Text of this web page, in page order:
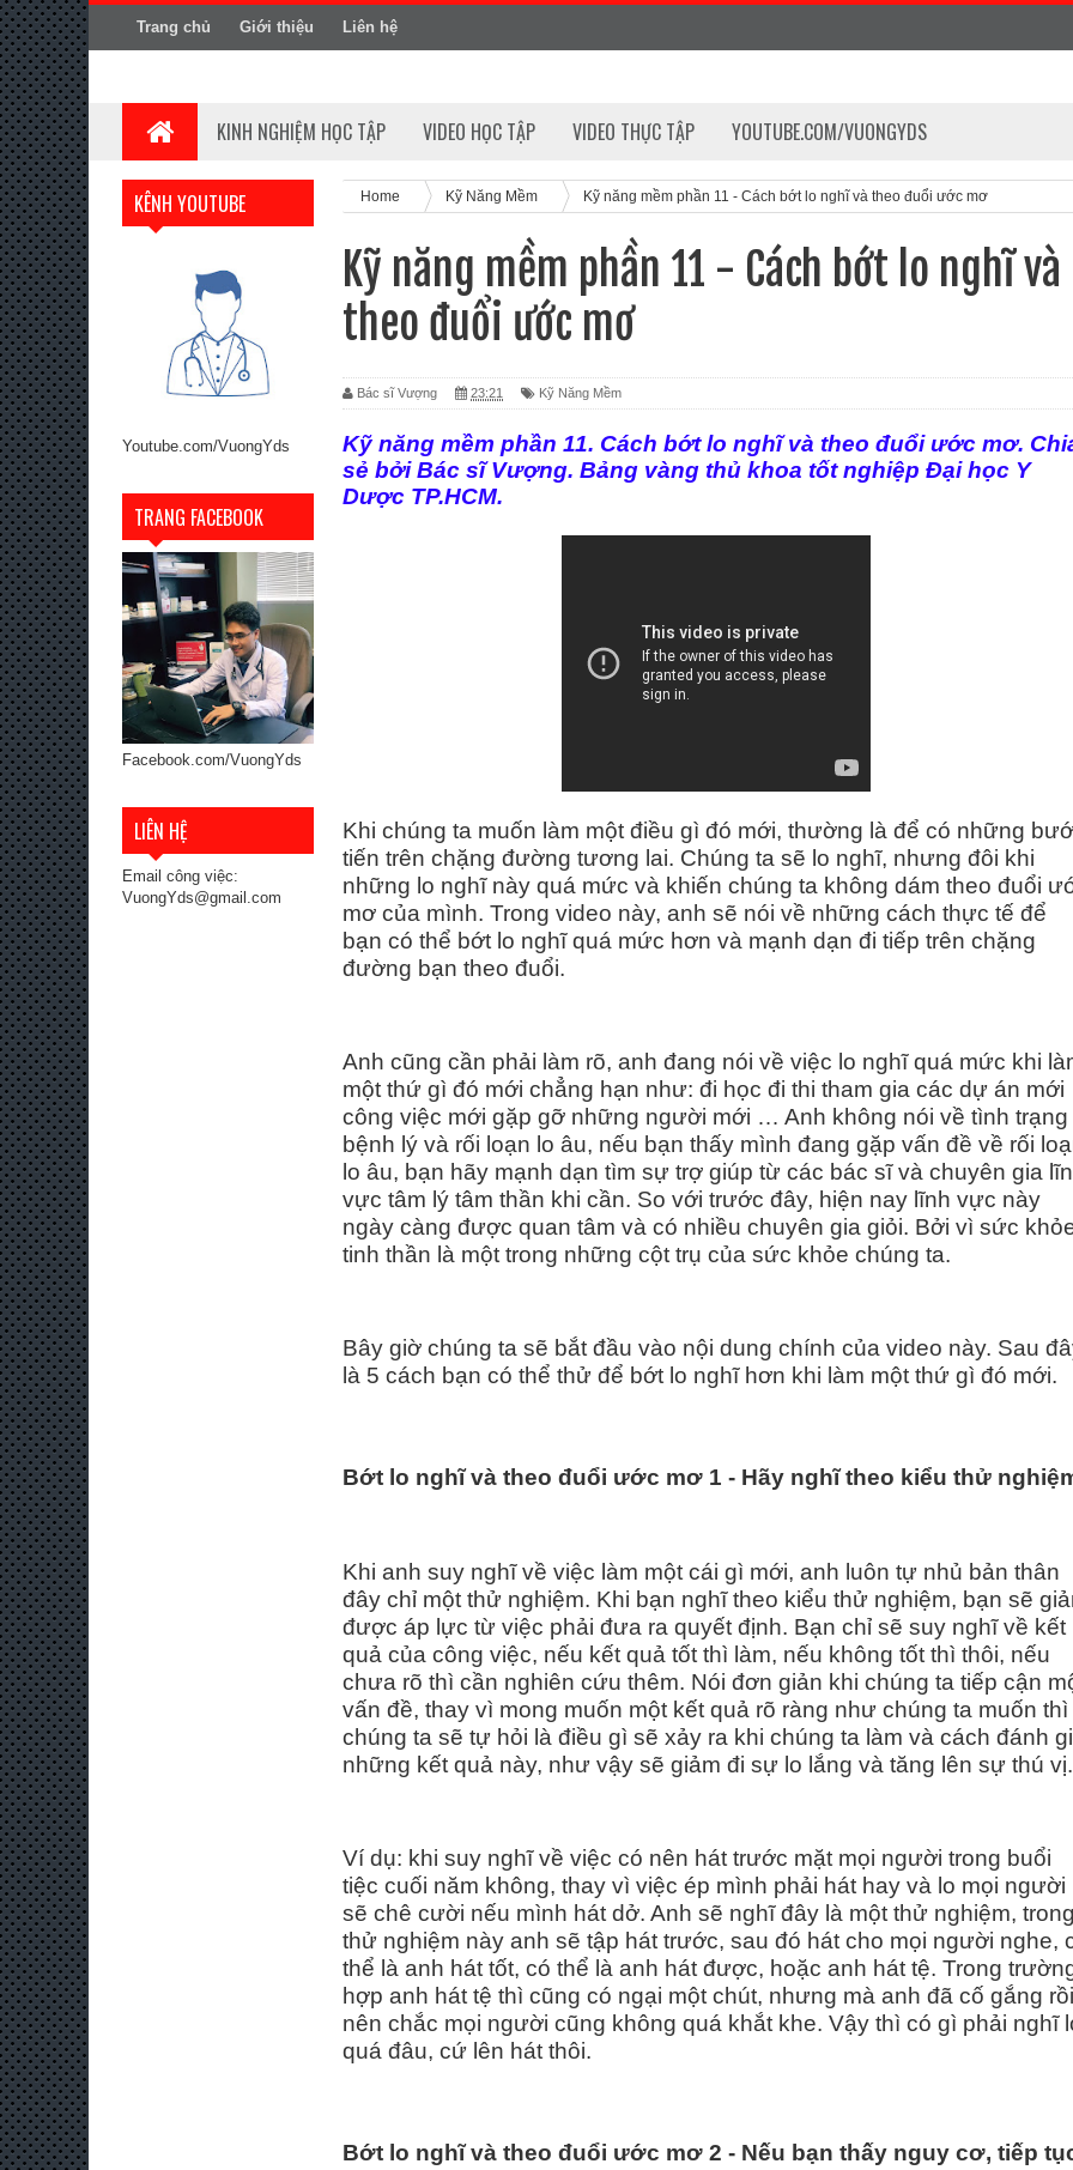
Trang chủ Giới thiệu Liên hệ
KINH NGHIỆM HỌC TẬP VIDEO HỌC TẬP VIDEO THỰC TẬP YOUTUBE.COM/VUONGYDS
KÊNH YOUTUBE
Youtube.com/VuongYds
TRANG FACEBOOK
Facebook.com/VuongYds
LIÊN HỆ
Email công việc:
VuongYds@gmail.com
Home Kỹ Năng Mềm Kỹ năng mềm phần 11 - Cách bớt lo nghĩ và theo đuổi ước mơ
Kỹ năng mềm phần 11 - Cách bớt lo nghĩ và
theo đuổi ước mơ
Bác sĩ Vượng 23:21 Kỹ Năng Mềm
Kỹ năng mềm phần 11. Cách bớt lo nghĩ và theo đuổi ước mơ.
sẻ bởi Bác sĩ Vượng. Bảng vàng thủ khoa tốt nghiệp Đại học Y
Dược TP.HCM.
Khi chúng ta muốn làm một điều gì đó mới, thường là để có những
tiến trên chặng đường tương lai. Chúng ta sẽ lo nghĩ, nhưng đôi khi
những lo nghĩ này quá mức và khiến chúng ta không dám theo đuổi
mơ của mình. Trong video này, anh sẽ nói về những cách thực tế để
bạn có thể bớt lo nghĩ quá mức hơn và mạnh dạn đi tiếp trên chặng
đường bạn theo đuổi.
Anh cũng cần phải làm rõ, anh đang nói về việc lo nghĩ quá mức khi
một thứ gì đó mới chẳng hạn như: đi học đi thi tham gia các dự án mới
công việc mới gặp gỡ những người mới … Anh không nói về tình trạng
bệnh lý và rối loạn lo âu, nếu bạn thấy mình đang gặp vấn đề về rối
lo âu, bạn hãy mạnh dạn tìm sự trợ giúp từ các bác sĩ và chuyên gia
vực tâm lý tâm thần khi cần. So với trước đây, hiện nay lĩnh vực này
ngày càng được quan tâm và có nhiều chuyên gia giỏi. Bởi vì sức
tinh thần là một trong những cột trụ của sức khỏe chúng ta.
Bây giờ chúng ta sẽ bắt đầu vào nội dung chính của video này. Sau
là 5 cách bạn có thể thử để bớt lo nghĩ hơn khi làm một thứ gì đó mới.
Bớt lo nghĩ và theo đuổi ước mơ 1 - Hãy nghĩ theo kiểu thử
Khi anh suy nghĩ về việc làm một cái gì mới, anh luôn tự nhủ bản thân
đây chỉ một thử nghiệm. Khi bạn nghĩ theo kiểu thử nghiệm, bạn sẽ
được áp lực từ việc phải đưa ra quyết định. Bạn chỉ sẽ suy nghĩ về kết
quả của công việc, nếu kết quả tốt thì làm, nếu không tốt thì thôi, nếu
chưa rõ thì cần nghiên cứu thêm. Nói đơn giản khi chúng ta tiếp cận
vấn đề, thay vì mong muốn một kết quả rõ ràng như chúng ta muốn thì
chúng ta sẽ tự hỏi là điều gì sẽ xảy ra khi chúng ta làm và cách đánh
những kết quả này, như vậy sẽ giảm đi sự lo lắng và tăng lên sự thú vị.
Ví dụ: khi suy nghĩ về việc có nên hát trước mặt mọi người trong buổi
tiệc cuối năm không, thay vì việc ép mình phải hát hay và lo mọi người
sẽ chê cười nếu mình hát dở. Anh sẽ nghĩ đây là một thử nghiệm, trong
thử nghiệm này anh sẽ tập hát trước, sau đó hát cho mọi người nghe,
thể là anh hát tốt, có thể là anh hát được, hoặc anh hát tệ. Trong
hợp anh hát tệ thì cũng có ngại một chút, nhưng mà anh đã cố gắng rồi
nên chắc mọi người cũng không quá khắt khe. Vậy thì có gì phải nghĩ
quá đâu, cứ lên hát thôi.
Bớt lo nghĩ và theo đuổi ước mơ 2 - Nếu bạn thấy nguy cơ, tiếp